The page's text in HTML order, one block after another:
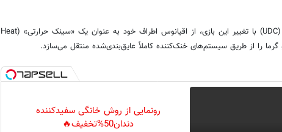
دیتاسنتر زیردریایی جدید چین (UDC) با تغییر این بازی، از اقیانوس اطراف خود به عنوان یک «سینک حرارتی» (Heat
رونمایی از روش خانگی سفیدکننده
دندان50%تخفیف🔥